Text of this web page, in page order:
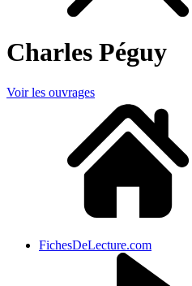
Charles Péguy
Voir les ouvrages
FichesDeLecture.com